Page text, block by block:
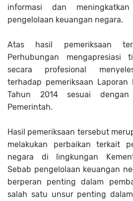
informasi dan
pengelolaan keuangan negara.
Atas hasil pemeriksaan
Perhubungan
secara profesional
terhadap pemeriksaan Laporan
Tahun 2014 sesuai dengan
Pemerintah.
Hasil pemeriksaan tersebut
melakukan perbaikan terkait
negara di lingkungan
Sebab pengelolaan keuangan
berperan penting dalam
salah satu unsur penting